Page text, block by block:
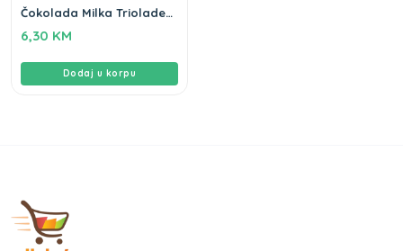
Čokolada Milka Triolade
6,30 KM
Dodaj u korpu